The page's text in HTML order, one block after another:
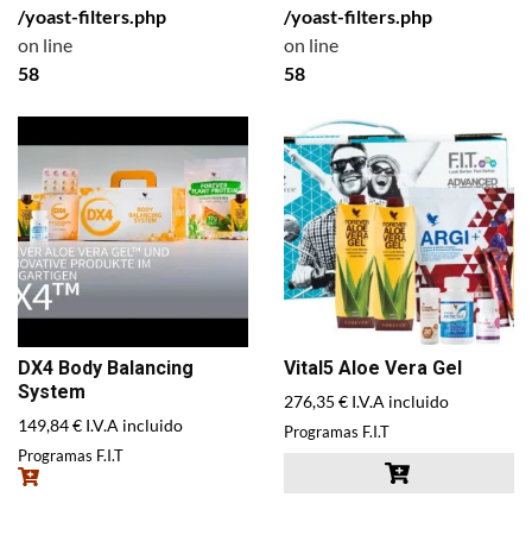
/yoast-filters.php
on line
58
DX4 Body Balancing
System
149,84€ I.V.A incluido
Programas F.I.T
/yoast-filters.php
on line
58
Vital5 Aloe Vera Gel
276,35 € I.V.A incluido
Programas F.I.T